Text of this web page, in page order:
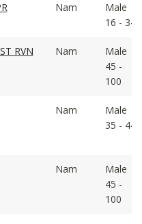
Nam
Male
16 - 34
RVN Nam
Male
45 -
100
Nam
Male
35 - 44
Nam
Male
45 -
100